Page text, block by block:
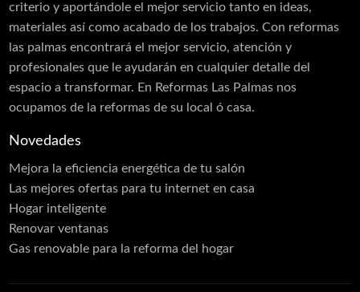
criterio y aportándole el mejor servicio tanto en ideas,
materiales así como acabado de los trabajos. Con reformas
las palmas encontrará el mejor servicio, atención y
profesionales que le ayudarán en cualquier detalle del
espacio a transformar. En Reformas Las Palmas nos
ocupamos de la reformas de su local ó casa.
Novedades
Mejora la eficiencia energética de tu salón
Las mejores ofertas para tu internet en casa
Hogar inteligente
Renovar ventanas
Gas renovable para la reforma del hogar